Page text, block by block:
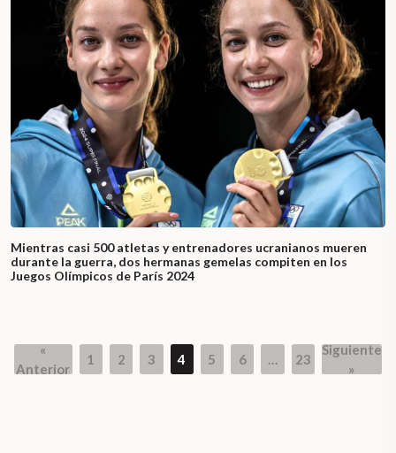
Mientras casi 500 atletas y entrenadores ucranianos mueren
durante la guerra, dos hermanas gemelas compiten en los
Juegos Olímpicos de París 2024
«
Anterior
Page
1
Page
2
Page
3
Page
4
Page
5
Page
6 …
Page
23
Siguiente
»